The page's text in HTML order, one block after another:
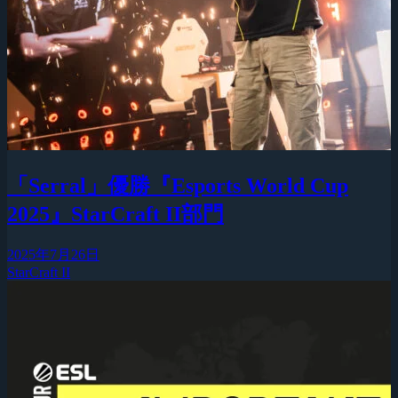
「Serral」優勝『Esports World Cup
2025』StarCraft II部門
2025年7月26日
StarCraft II